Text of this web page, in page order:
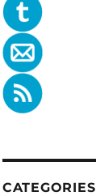
CATEGORIES